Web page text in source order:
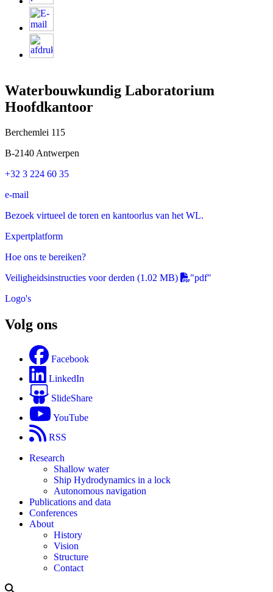
Waterbouwkundig Laboratorium
Hoofdkantoor
Berchemlei 115
B-2140 Antwerpen
+32 3 224 60 35
e-mail
Bezoek virtueel de toren en kantoorlus van het WL.
Expertplatform
Hoe ons te bereiken?
Veiligheidsinstructies voor derden (1.02 MB)
"pdf"
Logo's
Volg ons
Facebook
LinkedIn
SlideShare
YouTube
RSS
Research
Shallow water
Ship Hydrodynamics in a lock
Autonomous navigation
Publications and data
Conferences
About
History
Vision
Structure
Contact